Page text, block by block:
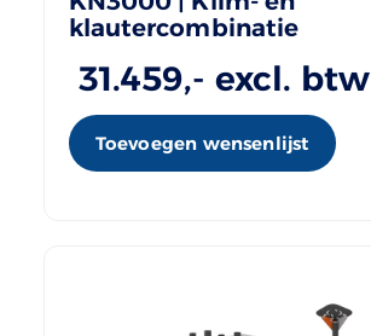
klautercombinatie
31.459,- excl. btw
Toevoegen wensenlijst